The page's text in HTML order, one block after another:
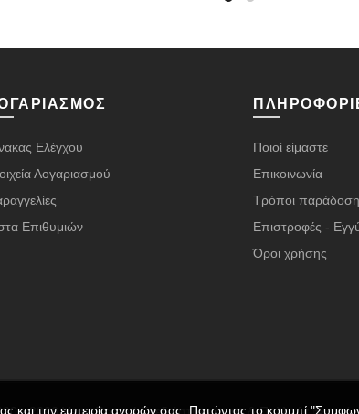
Ελέγχου
Λογαριασμού
Επιθυμιών
Ποιοί είμαστε
Επικοινωνία
Τρόποι
Επιστροφές -
Όροι χρήσης
- 2026 Vape Room | Σχεδιάστηκε με ❤️ & Πολλούς ☕ από
και την εμπειρία αγορών σας. Πατώντας το κουμπί